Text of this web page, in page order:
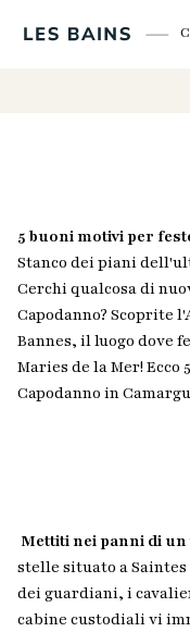
5 buoni motivi per
Stanco dei piani
Cerchi qualcosa di
Capodanno? Scoprite
Bannes, il luogo dove
Maries de la Mer!
Capodanno in
Mettiti nei panni di
stelle situato a
dei guardiani, i
cabine custodiali vi